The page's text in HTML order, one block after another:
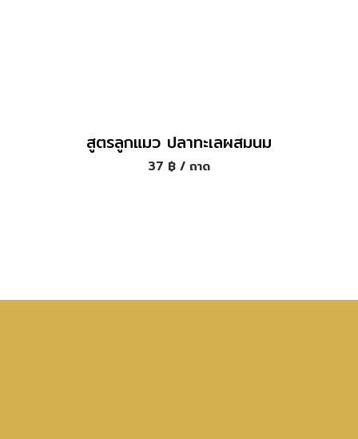
สูตรลูกแมว ปลาทะเลผสมนม
37 ฿ / ถาด